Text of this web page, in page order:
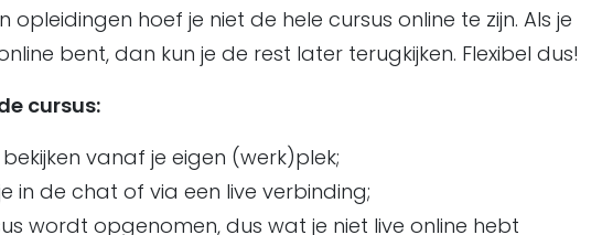
opleidingen hoef je niet de hele cursus online te zijn. Als je
bent, dan kun je de rest later terugkijken. Flexibel dus!
cursus:
vanaf je eigen (werk)plek;
in de chat of via een live verbinding;
wordt opgenomen, dus wat je niet live online hebt